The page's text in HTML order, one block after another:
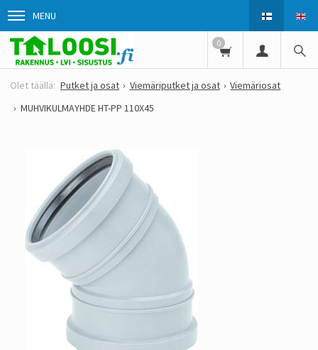
MENU
0
Putket ja osat Viemäriputket ja osat
Viemäriosat
MUHVIKULMAYHDE HT-PP 110X45